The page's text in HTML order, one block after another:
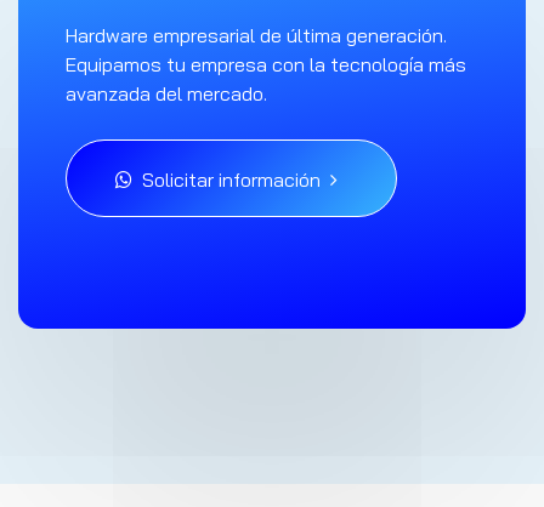
Hardware empresarial de última generación.
Equipamos tu empresa con la tecnología más
avanzada del mercado.
Solicitar información